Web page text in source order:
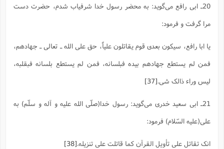
20ـ ابی رافع می‌گوید: به محضر رسول خدا شرفیاب شدم، حضرت دست
مرا گرفت و فرمود:
یا ابا رافع، سیکون بعدی قوم یقاتلون علیاً، حق علی الله ـ تعالی ـ جهادهم،
فمن لم یستطع جهادهم بیده فبلسانه، فمن لم یستطع بلسانه فبقلبه،
لیس وراء ذالک شی.[37]
21ـ ابی سعید خدری می‌گوید: رسول خدا(صلّی الله علیه و آله و سلّم) به
علی(علیه السّلام) فرمود:
انک تقاتل علی تأویل القرآن کما قاتلت علی تنزیله.[38]